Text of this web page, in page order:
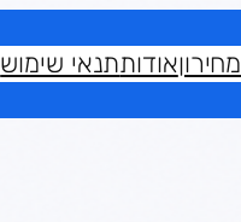
מחירוןאודותתנאי שימוש